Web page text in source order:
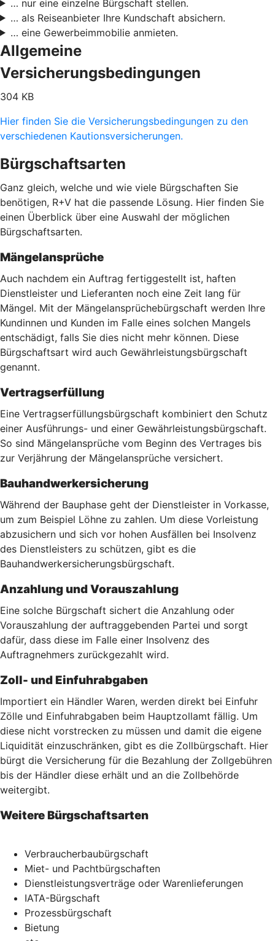
… nur eine einzelne Bürgschaft stellen.
… als Reiseanbieter Ihre Kundschaft absichern.
… eine Gewerbeimmobilie anmieten.
Allgemeine
Versicherungsbedingungen
304 KB
Hier finden Sie die Versicherungsbedingungen zu den
verschiedenen Kautionsversicherungen.
Bürgschaftsarten
Ganz gleich, welche und wie viele Bürgschaften Sie
benötigen, R+V hat die passende Lösung. Hier finden Sie
einen Überblick über eine Auswahl der möglichen
Bürgschaftsarten.
Mängelansprüche
Auch nachdem ein Auftrag fertiggestellt ist, haften
Dienstleister und Lieferanten noch eine Zeit lang für
Mängel. Mit der Mängelansprüchebürgschaft werden Ihre
Kundinnen und Kunden im Falle eines solchen Mangels
entschädigt, falls Sie dies nicht mehr können. Diese
Bürgschaftsart wird auch Gewährleistungsbürgschaft
genannt.
Vertragserfüllung
Eine Vertragserfüllungsbürgschaft kombiniert den Schutz
einer Ausführungs- und einer Gewährleistungsbürgschaft.
So sind Mängelansprüche vom Beginn des Vertrages bis
zur Verjährung der Mängelansprüche versichert.
Bauhandwerkersicherung
Während der Bauphase geht der Dienstleister in Vorkasse,
um zum Beispiel Löhne zu zahlen. Um diese Vorleistung
abzusichern und sich vor hohen Ausfällen bei Insolvenz
des Dienstleisters zu schützen, gibt es die
Bauhandwerkersicherungsbürgschaft.
Anzahlung und Vorauszahlung
Eine solche Bürgschaft sichert die Anzahlung oder
Vorauszahlung der auftraggebenden Partei und sorgt
dafür, dass diese im Falle einer Insolvenz des
Auftragnehmers zurückgezahlt wird.
Zoll- und Einfuhrabgaben
Importiert ein Händler Waren, werden direkt bei Einfuhr
Zölle und Einfuhrabgaben beim Hauptzollamt fällig. Um
diese nicht vorstrecken zu müssen und damit die eigene
Liquidität einzuschränken, gibt es die Zollbürgschaft. Hier
bürgt die Versicherung für die Bezahlung der Zollgebühren
bis der Händler diese erhält und an die Zollbehörde
weitergibt.
Weitere Bürgschaftsarten
Verbraucherbaubürgschaft
Miet- und Pachtbürgschaften
Dienstleistungsverträge oder Warenlieferungen
IATA-Bürgschaft
Prozessbürgschaft
Bietung